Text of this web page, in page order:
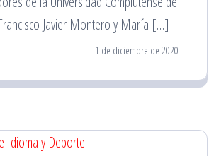
Javier Montero y María […]
1 de diciembre de 2020